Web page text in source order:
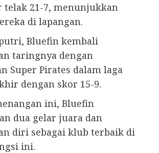
telak 21-7, menunjukkan
di lapangan.
Bluefin kembali
taringnya dengan
Super Pirates dalam laga
dengan skor 15-9.
ini, Bluefin
dua gelar juara dan
diri sebagai klub terbaik di
ini.